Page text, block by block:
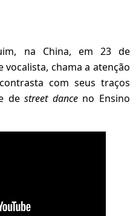
na China, em 23 de
vocalista, chama a atenção
com seus traços
destreet danceno Ensino